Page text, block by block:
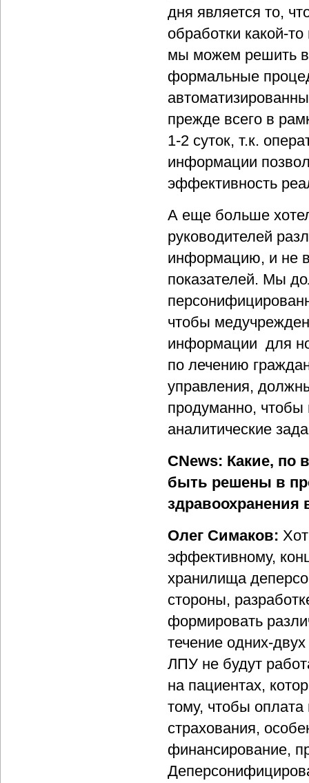
дня является то,
обработки какой-
мы можем решить в
формальные
прежде всего в
1-2 суток, т.к.
информации
эффективность
А еще больше
руководителей
информацию, и не
показателей. Мы
чтобы
информации для
по лечению
управления,
продуманно, чтобы
аналитические
CNews: Какие,
быть решены в
здравоохранения
Олег Симаков:
эффективному,
хранилища
стороны,
формировать
течение одних-
ЛПУ не будут
на пациентах,
тому, чтобы оплата
страхования,
финансирование,